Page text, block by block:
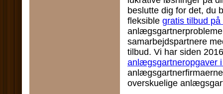
beslutte dig for det, du
fleksible gratis tilbud
samarbejdspartnere
tilbud. Vi har siden
anlægsgartneropgaver
overskuelige